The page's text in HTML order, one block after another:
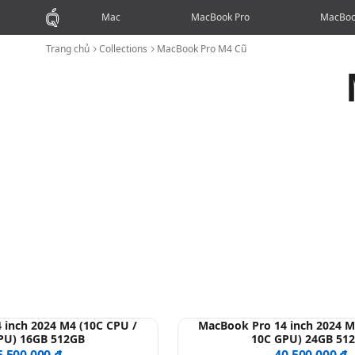
Mac MacBook Pro
Trang chủ Collections MacBook Pro M4 Cũ
2024 M4 (10C CPU /
16GB 512GB
MacBook Pro 14 inch 2024
10C GPU) 24GB